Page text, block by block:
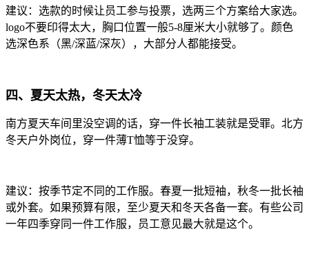
建议：选款的时候让员工参与投票，选两三个方案给大家选。
logo不要印得太大，胸口位置一般5-8厘米大小就够了。颜色
选深色系（黑/深蓝/深灰），大部分人都能接受。
四、夏天太热，冬天太冷
南方夏天车间里没空调的话，穿一件长袖工装就是受罪。北方
冬天户外岗位，穿一件薄T恤等于没穿。
建议：按季节定不同的工作服。春夏一批短袖，秋冬一批长袖
或外套。如果预算有限，至少夏天和冬天各备一套。有些公司
一年四季穿同一件工作服，员工意见最大就是这个。